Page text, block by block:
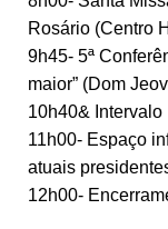
Rosário (Centro
9h45- 5ª
maior” (Dom
10h40& Intervalo
11h00- Espaço
atuais
12h00-